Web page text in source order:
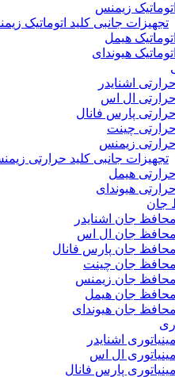
زیمنس
تجهیزات جانبی کلید اتوماتیک
هیمل
هیوندای
اشنایدر
حرارتی ال اس
پارس فانال
چینت
حرارتی زیمنس
تجهیزات جانبی کلید حرارتی
هیمل
هیوندای
جان
جان اشنایدر
محافظ جان ال اس
محافظ جان پارس فانال
محافظ جان چینت
محافظ جان زیمنس
محافظ جان هیمل
محافظ جان هیوندای
اشنایدر
ال اس
پارس فانال